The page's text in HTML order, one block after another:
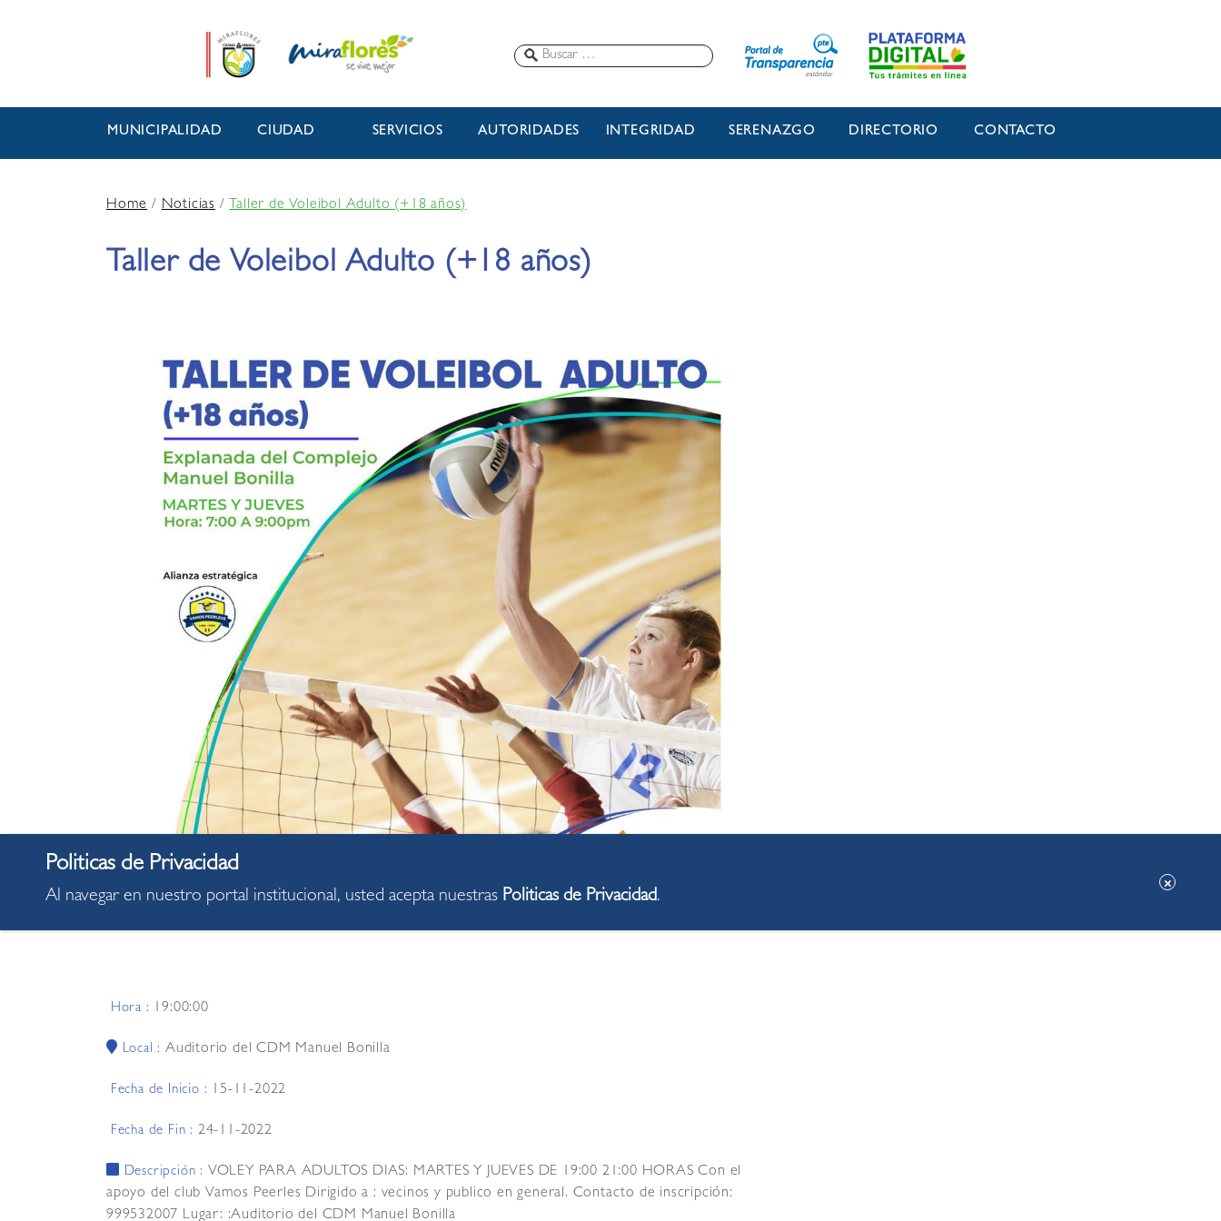
MUNICIPALIDAD CIUDAD SERVICIOS AUTORIDADES INTEGRIDAD SERENAZGO DIRECTORIO CONTACTO
Home/Noticias /Taller de Voleibol Adulto (+18 años)
Taller de Voleibol Adulto (+18 años)
Hora : 19:00:00
Local :Auditorio del CDM Manuel Bonilla
Fecha de Inicio : 15-11-2022
Fecha de Fin : 24-11-2022
Descripción : VOLEY PARA ADULTOS DIAS: MARTES Y JUEVES DE 19:00 21:00 HORAS Con el
apoyo del club Vamos Peerles Dirigido a : vecinos y publico en general. Contacto de inscripción:
999532007 Lugar: :Auditorio del CDM Manuel Bonilla
Al navegar en nuestro portal institucional, usted acepta nuestras Politicas de Privacidad.